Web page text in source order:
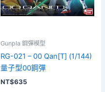
Gunpla 鋼彈模型
RG-021 – 00 Qan[T] (1/144)
量子型00鋼彈
NT$635